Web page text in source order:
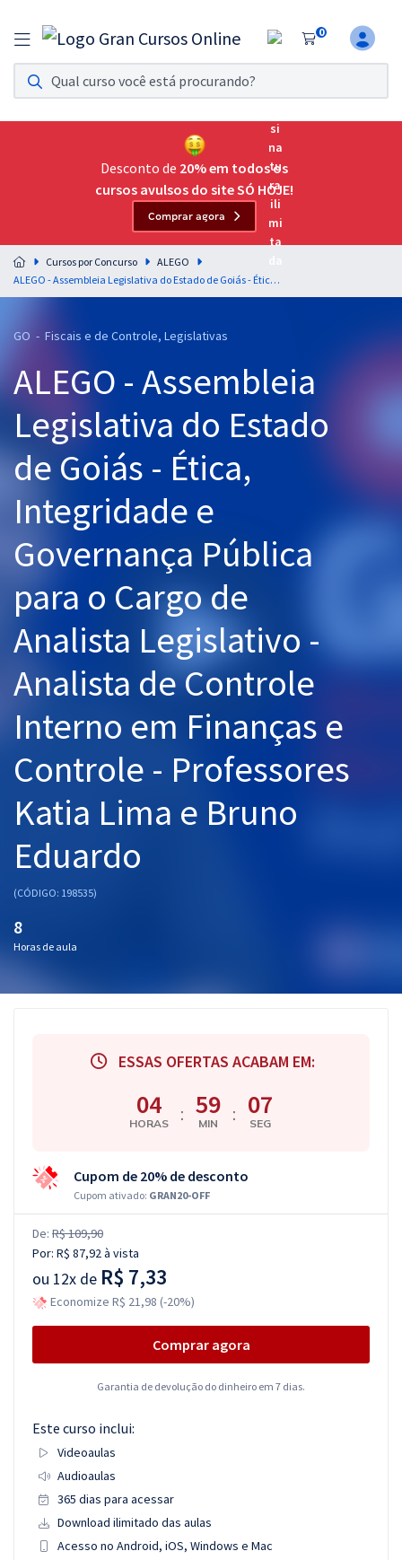
0
Assinatura Ilimitada 11
Acesso a todos os cursos. Teste grátis por 7 dias!
Assinatura OAB Até Passar
Acesso ilimitado a toda preparação para o Exame da
Residências Multiprofissionais
Preparação completa e intensiva para as principais
residências em saúde do Brasil
Cursos 20% OFF
Pós
Graduação
OAB
Aprovados
Desconto de 20% em todos os
cursos avulsos do site SÓ HOJE!
Comprar agora
Cursos por Concurso
ALEGO
ALEGO - Assembleia Legislativa do Estado de Goiás - Ética, Integridade e Governança Pública para o Cargo de Analista Legislativo - Analista de Controle Interno em Finanças e Controle - Professores Katia Lima e Bruno Eduardo
GO - Fiscais e de Controle, Legislativas
ALEGO - Assembleia
Legislativa do Estado
de Goiás - Ética,
Integridade e
Governança Pública
para o Cargo de
Analista Legislativo -
Analista de Controle
Interno em Finanças e
Controle - Professores
Katia Lima e Bruno
Eduardo
(CÓDIGO: 198535)
8
Horas de aula
ESSAS OFERTAS ACABAM EM:
04
HORAS : 59
MIN : 06
SEG
Cupom de 20% de desconto
Cupom ativado: GRAN20-OFF
De: R$ 109,90
Por: R$ 87,92à vista
ou 12x de R$ 7,33
Economize R$ 21,98 (-20%)
Comprar agora
Garantia de devolução do dinheiro em 7 dias.
Este curso inclui:
Videoaulas
Audioaulas
365 dias para acessar
Download ilimitado das aulas
Acesso no Android, iOS, Windows e Mac